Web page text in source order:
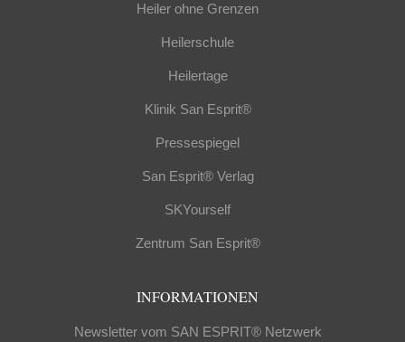
Heiler ohne Grenzen
Heilerschule
Heilertage
Klinik San Esprit®
Pressespiegel
San Esprit® Verlag
SKYourself
Zentrum San Esprit®
INFORMATIONEN
Newsletter vom SAN ESPRIT® Netzwerk